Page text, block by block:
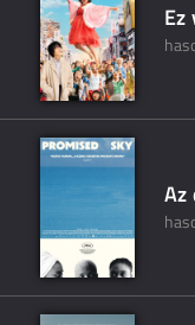
Ez
Az